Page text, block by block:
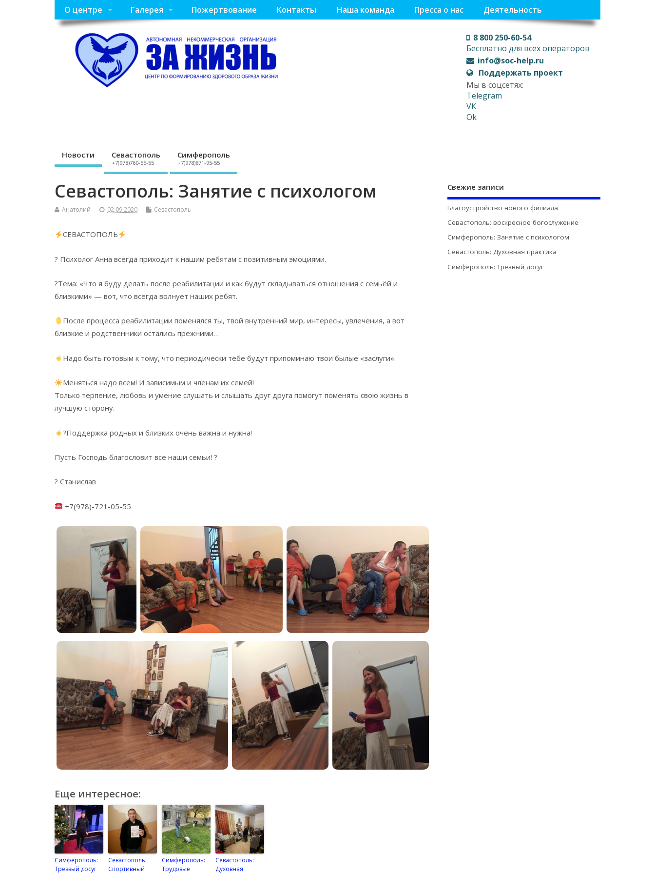
О центре Галерея Пожертвование Контакты Наша команда Пресса о нас Деятельность
8 800 250-60-54
Бесплатно для всех операторов
info@soc-help.ru
Поддержать проект
Мы в соцсетях:
Telegram
VK
Ok
Новости Севастополь
+7(978)760-55-55
Симферополь
+7(978)871-95-55
Севастополь: Занятие с психологом
Анатолий 02.09.2020 Севастополь
СЕВАСТОПОЛЬ
? Психолог Анна всегда приходит к нашим ребятам с позитивным эмоциями.
?Тема: «Что я буду делать после реабилитации и как будут складываться отношения с семьёй и
близкими» — вот, что всегда волнует наших ребят.
После процесса реабилитации поменялся ты, твой внутренний мир, интересы, увлечения, а вот
близкие и родственники остались прежними…
Надо быть готовым к тому, что периодически тебе будут припоминаю твои былые «заслуги».
Меняться надо всем! И зависимым и членам их семей!
Только терпение, любовь и умение слушать и слышать друг друга помогут поменять свою жизнь в
лучшую сторону.
?Поддержка родных и близких очень важна и нужна!
Пусть Господь благословит все наши семьи! ?
? Станислав
+7(978)-721-05-55
Еще интересное:
Симферополь:
Трезвый досуг
Севастополь:
Спортивный
Симферополь:
Трудовые
Севастополь:
Духовная
Свежие записи
Благоустройство нового филиала
Севастополь: воскресное богослужение
Симферополь: Занятие с психологом
Севастополь: Духовная практика
Симферополь: Трезвый досуг